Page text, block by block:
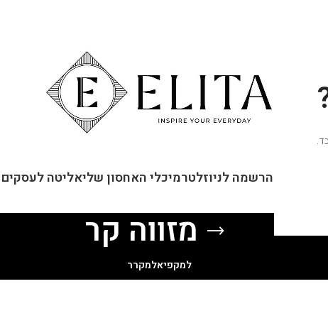
הרשמה לניוזלטרמיכלי האחסון שליאליטה לעסקים
מזווה קר
למקפיאלמקרר